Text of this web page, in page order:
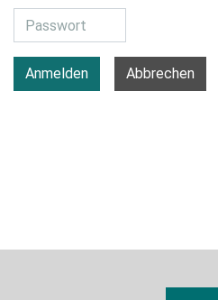
Anmelden Abbrechen